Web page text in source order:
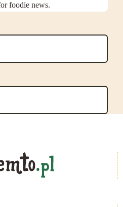
foodie news.